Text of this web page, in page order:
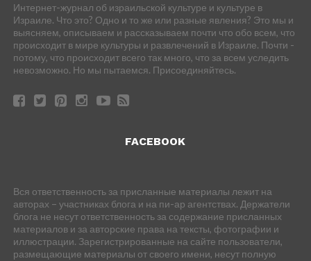
Интернет-журнал об израильской культуре и культуре в
Израиле. Что это? Одно и то же или разные явления? Это мы и
выясняем, описываем и рассказываем почти что обо всем, что
происходит в мире культуры и развлечений в Израиле. Почти -
потому, что происходит всего так много, что за всем уследить
невозможно. Но мы пытаемся. Присоединяйтесь.
FACEBOOK
Вся ответственность за присланные материалы лежит на
авторах – участниках блога и на пи-ар агентствах. Держатели
блога не несут ответственность за содержание присланных
материалов и за авторские права на тексты, фотографии и
иллюстрации. Зарегистрированные на сайте пользователи,
размещающие материалы от своего имени, несут полную